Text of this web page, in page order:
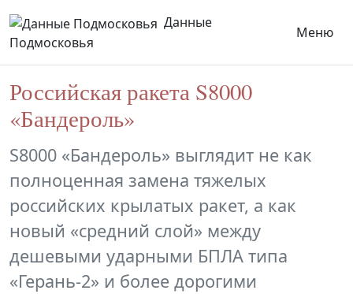
Данные
Подмосковья
Меню
Российская ракета S8000
«Бандероль»
S8000 «Бандероль» выглядит не как
полноценная замена тяжелых
российских крылатых ракет, а как
новый «средний слой» между
дешевыми ударными БПЛА типа
«Герань-2» и более дорогими